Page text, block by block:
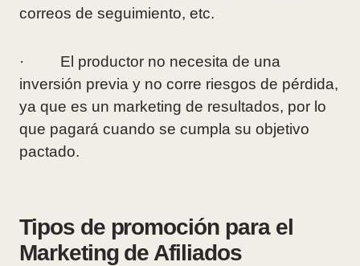
correos de seguimiento, etc.
· El productor no necesita de una
inversión previa y no corre riesgos de pérdida,
ya que es un marketing de resultados, por lo
que pagará cuando se cumpla su objetivo
pactado.
Tipos de promoción para el
Marketing de Afiliados